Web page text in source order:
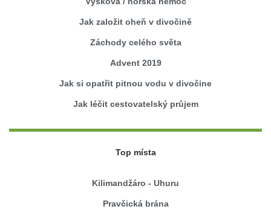
Jak založit oheň v divočině
Záchody celého světa
Advent 2019
Jak si opatřit pitnou vodu v divočine
Jak léčit cestovatelský průjem
Top místa
Kilimandžáro - Uhuru
Pravčická brána